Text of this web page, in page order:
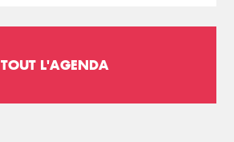
TOUT L'AGENDA